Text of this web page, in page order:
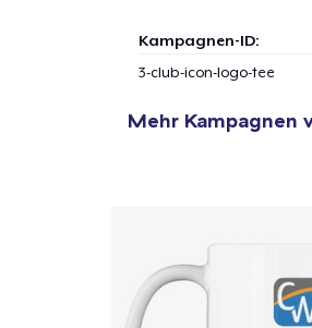
Kampagnen-ID:
3-club-icon-logo-tee
Mehr Kampagnen